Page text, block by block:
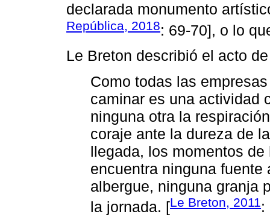
declarada monumento
República, 2018: 69-70], o lo
Le Breton describió el acto
Como todas las
caminar es una actividad
ninguna otra la
coraje ante la dureza de
llegada, los momentos
encuentra ninguna
albergue, ninguna granja
la jornada. [Le Breton, 2011: